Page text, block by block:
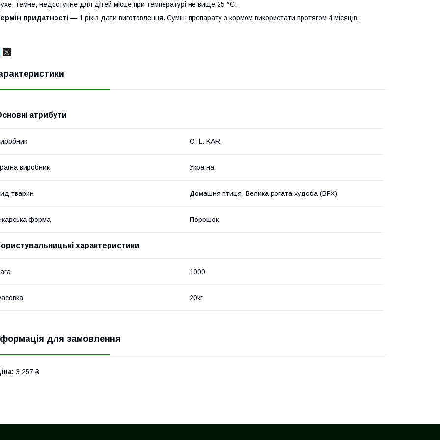
темне, недоступне для дітей місце при температурі не вище 25 °С.
придатності — 1 рік з дати виготовлення. Суміш препарату з кормом використати протягом 4 місяців.
атрибути
O. L. KAR.
виробник Україна
тварин Домашня птиця, Велика рогата худоба (ВРХ)
форма Порошок
характеристики
1000
20кг
для замовлення
3 257 ₴